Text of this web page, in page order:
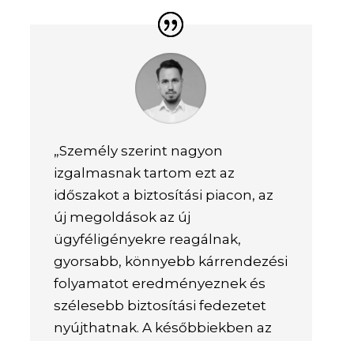
„Személy szerint nagyon
izgalmasnak tartom ezt az
időszakot a biztosítási piacon, az
új megoldások az új
ügyféligényekre reagálnak,
gyorsabb, könnyebb kárrendezési
folyamatot eredményeznek és
szélesebb biztosítási fedezetet
nyújthatnak. A későbbiekben az